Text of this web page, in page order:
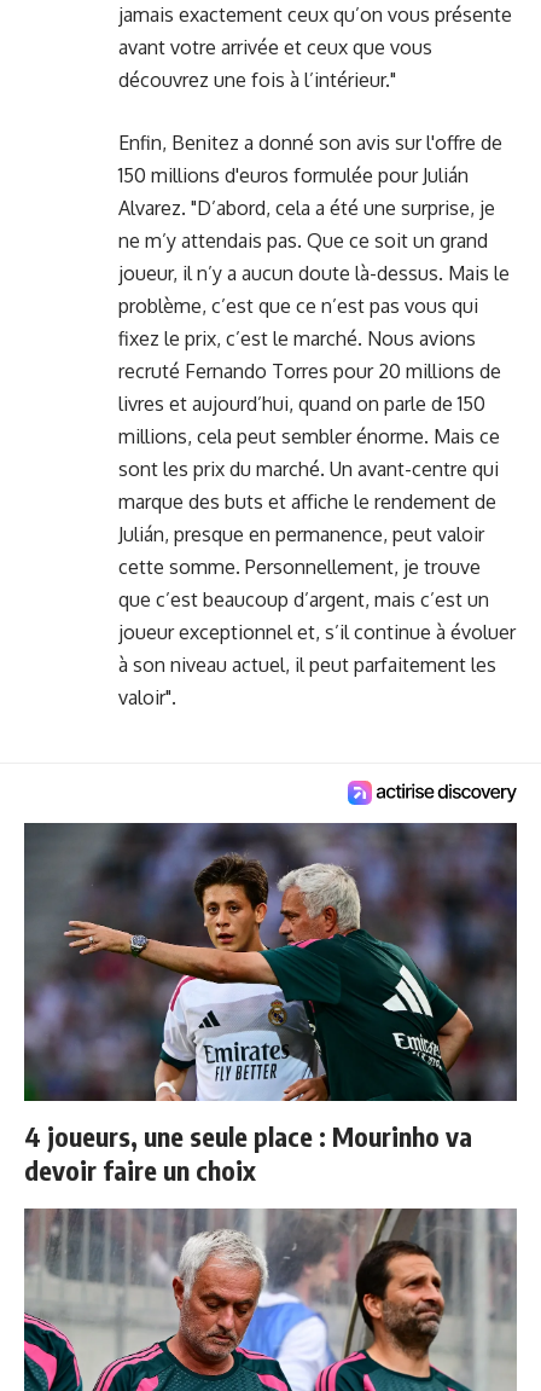
jamais exactement ceux qu’on vous présente
avant votre arrivée et ceux que vous
découvrez une fois à l’intérieur."
Enfin, Benitez a donné son avis surl'offre de
150 millions d'euros formulée pour Julián
Alvarez. "D’abord, cela a été une surprise, je
ne m’y attendais pas. Que ce soit un grand
joueur, il n’y a aucun doute là-dessus. Mais le
problème, c’est que ce n’est pas vous qui
fixez le prix, c’est le marché. Nous avions
recruté Fernando Torres pour 20 millions de
livres et aujourd’hui, quand on parle de 150
millions, cela peut sembler énorme. Mais ce
sont les prix du marché. Un avant-centre qui
marque des buts et affiche le rendement de
Julián, presque en permanence, peut valoir
cette somme. Personnellement, je trouve
que c’est beaucoup d’argent, mais c’est un
joueur exceptionnel et, s’il continue à évoluer
à son niveau actuel, il peut parfaitement les
valoir".
4 joueurs, une seule place : Mourinho va
devoir faire un choix